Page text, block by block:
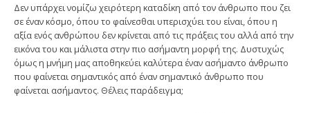
Δεν υπάρχει νομίζω χειρότερη καταδίκη από τον άνθρωπο που ζει
σε έναν κόσμο, όπου το φαίνεσθαι υπερισχύει του είναι, όπου η
αξία ενός ανθρώπου δεν κρίνεται από τις πράξεις του αλλά από την
εικόνα του και μάλιστα στην πιο ασήμαντη μορφή της. Δυστυχώς
όμως η μνήμη μας αποθηκεύει καλύτερα έναν ασήμαντο άνθρωπο
που φαίνεται σημαντικός από έναν σημαντικό άνθρωπο που
φαίνεται ασήμαντος. Θέλεις παράδειγμα;